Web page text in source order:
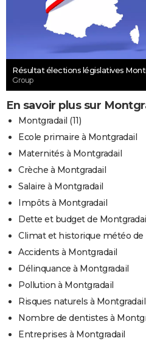
Résultat élections législatives
Group
En savoir plus sur
Montgradail (11)
Ecole primaire à Montgradail
Maternités à Montgradail
Crèche à Montgradail
Salaire à Montgradail
Impôts à Montgradail
Dette et budget de
Climat et historique météo de
Accidents à Montgradail
Délinquance à Montgradail
Pollution à Montgradail
Risques naturels à Montgradail
Nombre de dentistes à
Entreprises à Montgradail